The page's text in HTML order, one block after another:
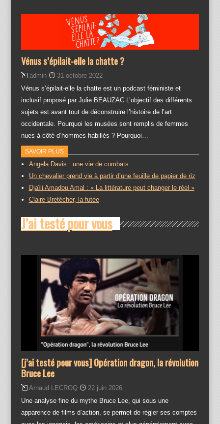
Vénus s’épilait-elle la chatte ?
admin
31 octobre 2022
Vénus s’épilait-elle la chatte est un podcast féministe et
inclusif proposé par Julie BEAUZAC.L’objectif des différents
sujets est avant tout de déconstruire l’histoire de l’art
occidentale. Pourquoi les musées sont remplis de femmes
nues à côté d’hommes habillés ? Pourquoi…
SAVOIR PLUS
Angela Davis : une vie de combats
Un chevalier prend vie à partir d’une feuille de papier de riz
Djaïli Amadou Amal : « La littérature peut changer le réel »
Claire Bretécher, la futée
J’ai testé pour vous
[j’ai testé pour vous] Opération dragon, la révolution
Bruce Lee
Arnaud LECROQ
22 juin 2026
Une analyse fine du mythe Bruce Lee, qui sous une
apparence de films d’action, se permet de régler ses comptes